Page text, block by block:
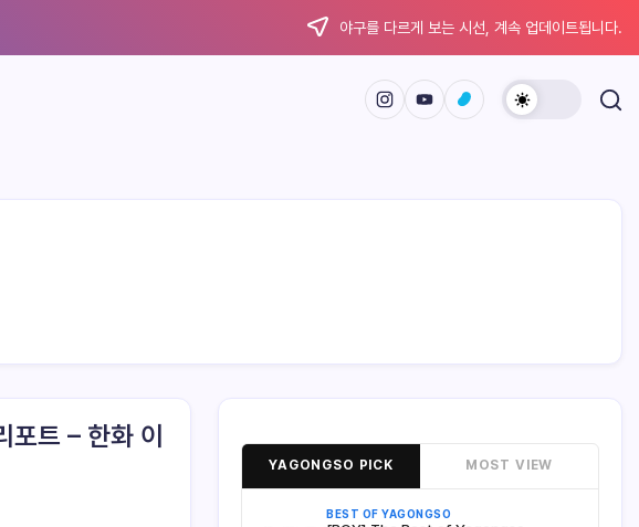
야구를 다르게 보는 시선, 계속 업데이트됩니다.
트 – 한화 이
YAGONGSO PICK MOST VIEW
BEST OF YAGONGSO